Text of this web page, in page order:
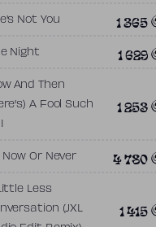
Not You 1 365
Night 1 629
And Then
A Fool Such
1 253
Now Or Never 4 780
Less
(JXL
1 415